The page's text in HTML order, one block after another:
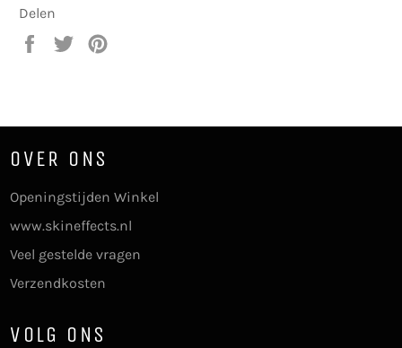
Delen
Delen
Twitteren
OVER ONS
Openingstijden Winkel
www.skineffects.nl
Veel gestelde vragen
Verzendkosten
VOLG ONS